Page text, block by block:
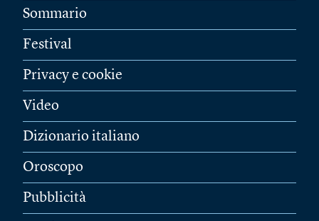
Sommario
Festival
Privacy e cookie
Video
Dizionario italiano
Oroscopo
Pubblicità